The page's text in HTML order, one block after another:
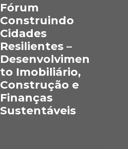
Fórum
Construindo
Cidades
Resilientes –
Desenvolvimen
to Imobiliário,
Construção e
Finanças
Sustentáveis